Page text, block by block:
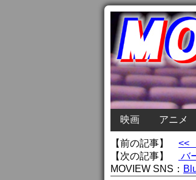
映画 アニメ
【前の記事】 <<
【次の記事】
バ
MOVIEW SNS：